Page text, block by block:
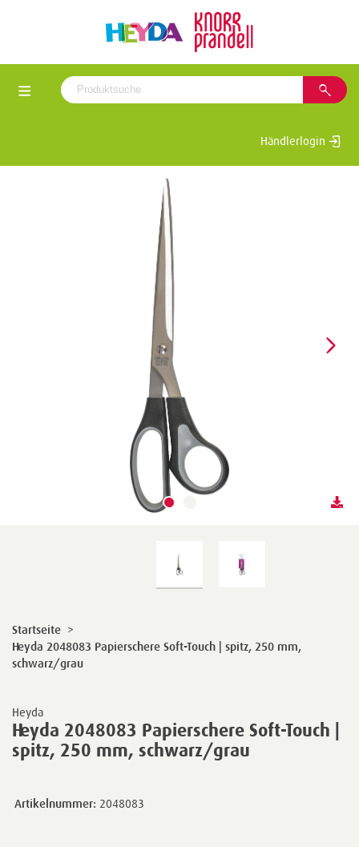
Händlerlogin
Heyda
Heyda 2048083 Papierschere Soft-Touch |
spitz, 250 mm, schwarz/grau
Startseite >
Heyda 2048083 Papierschere Soft-Touch | spitz, 250 mm,
schwarz/grau
Artikelnummer: 2048083